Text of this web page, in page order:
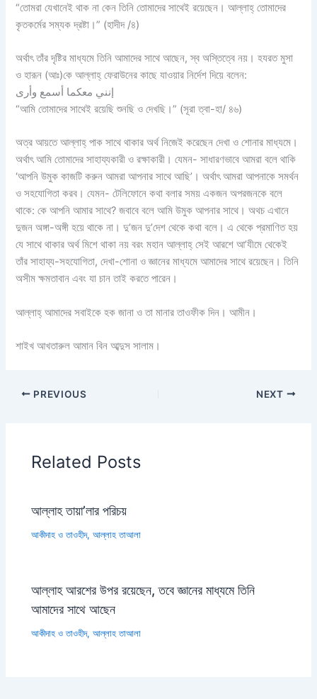
“তোমরা যেখানেই থাক না কেন তিনি তোমাদের সাথেই রয়েছেন। আল্লাহ্‌ তোমাদের
কৃতকর্মের সম্যক দ্রষ্টা।” (হাদীদ /৪)
অর্থাৎ তাঁর দৃষ্টির মাধ্যমে তিনি আমাদের সাথে আছেন, স্ব অস্তিত্বে নয়। হযরত মুসা
ও হারূন (আঃ)কে আল্লাহ্‌ ফেরাউনের কাছে যাওয়ার নির্দেশ দিয়ে বলেন:
إنني معكما أسمع وأرى
“আমি তোমাদের সাথেই রয়েছি শুনছি ও দেখছি।” (সূরা ত্বা-হা/ ৪৬)
অত্র আয়তে আল্লাহ্‌ পাক সাথে থাকার অর্থ নিজেই করেছেন দেখা ও শোনার মাধ্যমে।
অর্থাৎ আমি তোমাদের সাহায্যকারী ও রক্ষাকারী। যেমন- সাধারণভাবে আমরা বলে থাকি
‘আপনি উমুক কাজটি করুন আমরা আপনার সাথে আছি’। অর্থাৎ আমরা আপনাকে সমর্থন
ও সহযোগিতা করব। যেমন- টেলিফোনে কথা বলার সময় একজন অপরজনকে বলে
থাকে: কে আপনি আমার সাথে? জবাবে বলে আমি উমুক আপনার সাথে। অথচ এখানে
দুজন অঙ্গা-অঙ্গী হয়ে থাকে না। দু’জন দু’দেশ থেকে কথা বলে। এ থেকে প্রমাণিত হয়
যে সাথে থাকার অর্থ মিশে থাকা নয় বরং মহান আল্লাহ্‌ সেই আরশে আ’যীমে থেকেই
তাঁর সাহায্য-সহযোগিতা, দেখা-শোনা ও জ্ঞানের মাধ্যমে আমাদের সাথে রয়েছেন। তিনি
অসীম ক্ষমতাবান এবং যা চান তাই করতে পারেন।
আল্লাহ্‌ আমাদের সবাইকে হক জানা ও তা মানার তাওফীক দিন। আমীন।
শাইখ আখতারুল আমান বিন আব্দুস সালাম।
PREVIOUS NEXT
Related Posts
আল্লাহ তায়া’লার পরিচয়
আকীদাহ ও তাওহীদ,আল্লাহ তাআলা
আল্লাহ আরশের উপর রয়েছেন, তবে জ্ঞানের মাধ্যমে তিনি
আমাদের সাথে আছেন
আকীদাহ ও তাওহীদ,আল্লাহ তাআলা